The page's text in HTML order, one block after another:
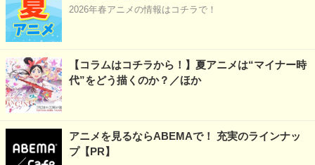
2026年春アニメの情報はコチラで！
【コラムはコチラから！】夏アニメは“マイナー時
代”をどう描くのか？／ほか
アニメを見るならABEMAで！ 充実のラインナッ
プ【PR】